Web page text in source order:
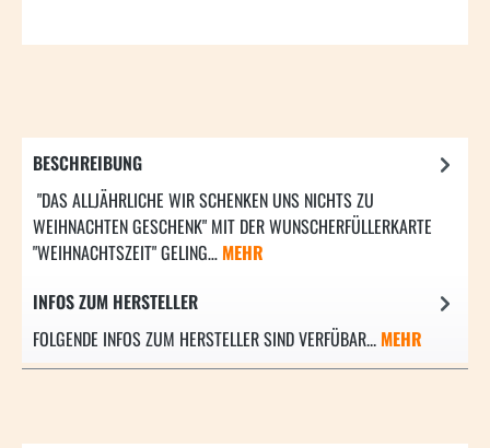
BESCHREIBUNG
"DAS ALLJÄHRLICHE WIR SCHENKEN UNS NICHTS ZU
WEIHNACHTEN GESCHENK" MIT DER WUNSCHERFÜLLERKARTE
"WEIHNACHTSZEIT" GELING… MEHR
INFOS ZUM HERSTELLER
FOLGENDE INFOS ZUM HERSTELLER SIND VERFÜBAR... MEHR